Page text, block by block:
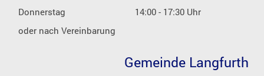
Donnerstag
14:00 - 17:30 Uhr
oder nach Vereinbarung
Gemeinde Langfurth